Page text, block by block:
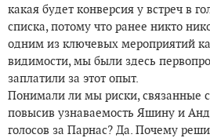
какая будет конверсия у встреч в
списка, потому что ранее никто
одним из ключевых мероприятий
видимости, мы были здесь
заплатили за этот опыт.
Понимали ли мы риски, связанные с
повысив узнаваемость Яшину и
голосов за Парнас? Да. Почему